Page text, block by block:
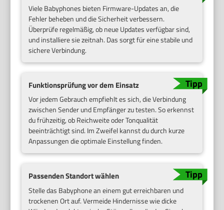
Viele Babyphones bieten Firmware-Updates an, die
Fehler beheben und die Sicherheit verbessern.
Überprüfe regelmäßig, ob neue Updates verfügbar sind,
und installiere sie zeitnah. Das sorgt für eine stabile und
sichere Verbindung.
Funktionsprüfung vor dem Einsatz
Vor jedem Gebrauch empfiehlt es sich, die Verbindung
zwischen Sender und Empfänger zu testen. So erkennst
du frühzeitig, ob Reichweite oder Tonqualität
beeinträchtigt sind. Im Zweifel kannst du durch kurze
Anpassungen die optimale Einstellung finden.
Passenden Standort wählen
Stelle das Babyphone an einem gut erreichbaren und
trockenen Ort auf. Vermeide Hindernisse wie dicke